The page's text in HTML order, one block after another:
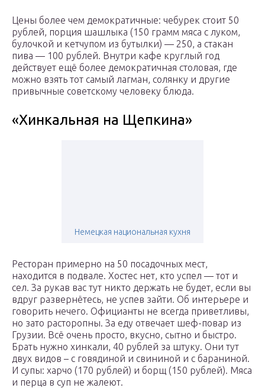
Цены более чем демократичные: чебурек стоит 50
рублей, порция шашлыка (150 грамм мяса с луком,
булочкой и кетчупом из бутылки) — 250, а стакан
пива — 100 рублей. Внутри кафе круглый год
действует ещё более демократичная столовая, где
можно взять тот самый лагман, солянку и другие
привычные советскому человеку блюда.
«Хинкальная на Щепкина»
Немецкая национальная кухня
Ресторан примерно на 50 посадочных мест,
находится в подвале. Хостес нет, кто успел — тот и
сел. За рукав вас тут никто держать не будет, если вы
вдруг развернётесь, не успев зайти. Об интерьере и
говорить нечего. Официанты не всегда приветливы,
но зато расторопны. За еду отвечает шеф-повар из
Грузии. Всё очень просто, вкусно, сытно и быстро.
Брать нужно хинкали, 40 рублей за штуку. Они тут
двух видов – с говядиной и свининой и с бараниной.
И супы: харчо (170 рублей) и борщ (150 рублей). Мяса
и перца в суп не жалеют.